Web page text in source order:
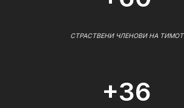
СТРАСТВЕНИ ЧЛЕНОВИ НА ТИМОТ
+36